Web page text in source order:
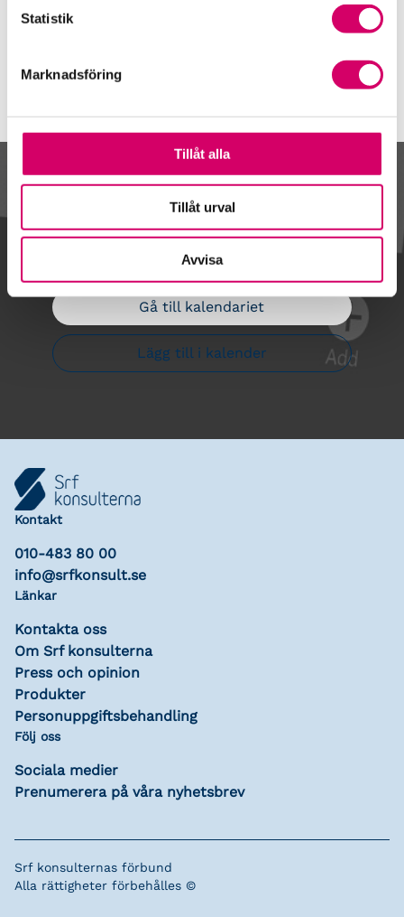
Statistik
Marknadsföring
Tillåt alla
Tillåt urval
Avvisa
Framtidsutsikter i lönebranschen
Kalendarium
Gå till kalendariet
Lägg till i kalender
Kontakt
010-483 80 00
info@srfkonsult.se
Länkar
Kontakta oss
Om Srf konsulterna
Press och opinion
Produkter
Personuppgiftsbehandling
Följ oss
Sociala medier
Prenumerera på våra nyhetsbrev
Srf konsulternas förbund
Alla rättigheter förbehålles ©